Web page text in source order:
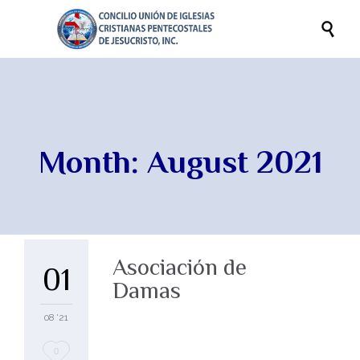

Month: August 2021
01
08 '21
Love
0
Asociación de
Damas